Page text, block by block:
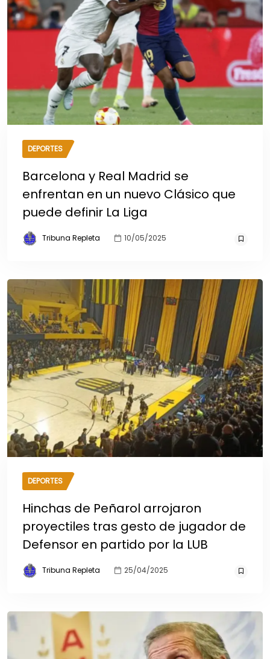
DEPORTES
Barcelona y Real Madrid se
enfrentan en un nuevo Clásico que
puede definir La Liga
Tribuna Repleta 10/05/2025
DEPORTES
Hinchas de Peñarol arrojaron
proyectiles tras gesto de jugador de
Defensor en partido por la LUB
Tribuna Repleta 25/04/2025